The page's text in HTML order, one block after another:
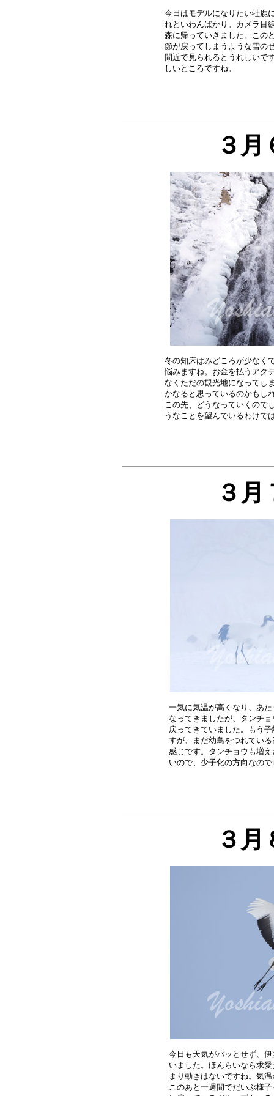
今日はモデルになりたい牡鹿
れといわんばかり。カメラ目
森に帰っていきました。この
節が戻ってしまうような雪の
間近で見られるとうれしいで
３月
冬の知床はみどころが少なく
悩みますね。お金を払うアク
なくただの観光地になってし
かなると思っているのかもし
この先、どうなっていくので
３月
一気に気温が高くなり、あ
なってきましたが、タンチ
戻ってきていました。もう
すが、まだ幼鳥をつれてい
感じです。タンチョウも増
３月
今日も天気がパッとせず、
いました。ほんらいなら求
まり動きはないですね。気
このあと一週間でだいぶ様